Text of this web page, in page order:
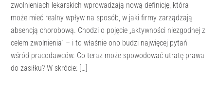
zwolnieniach lekarskich wprowadzają nową definicję, która
może mieć realny wpływ na sposób, w jaki firmy zarządzają
absencją chorobową. Chodzi o pojęcie „aktywności niezgodnej z
celem zwolnienia” – i to właśnie ono budzi najwięcej pytań
wśród pracodawców. Co teraz może spowodować utratę prawa
do zasiłku? W skrócie: […]